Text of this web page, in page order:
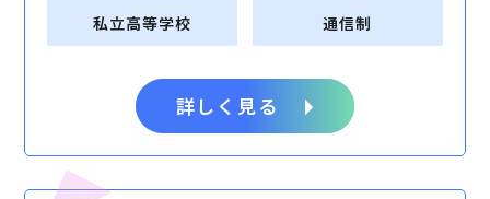
私立高等学校 通信制
詳しく見る